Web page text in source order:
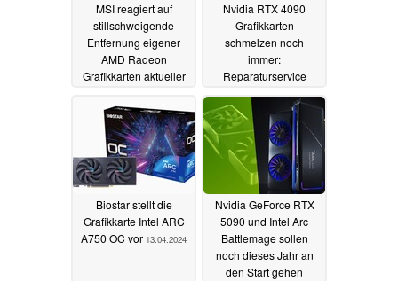
MSI reagiert auf
stillschweigende
Entfernung eigener
AMD Radeon
Grafikkarten aktueller
Handel29.04.2024
Nvidia RTX 4090
Grafikkarten
schmelzen noch
immer:
Reparaturservice
spricht von etwa 200
Geräten pro Monat
15.04.2024
Biostar stellt die
Grafikkarte Intel ARC
A750 OC vor 13.04.2024
Nvidia GeForce RTX
5090 und Intel Arc
Battlemage sollen
noch dieses Jahr an
den Start gehen